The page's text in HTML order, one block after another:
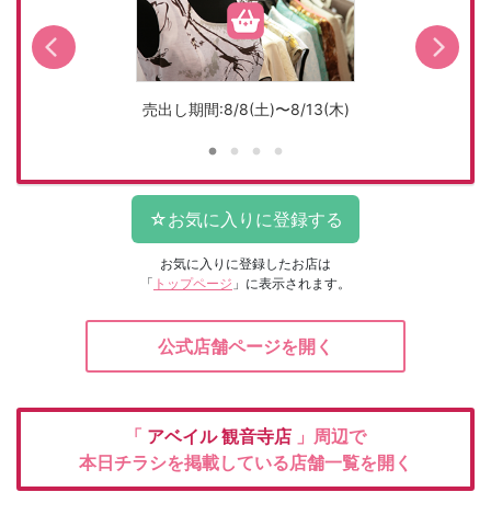
売出し期間:8/8(土)〜8/13(木)
お気に入りに登録したお店は
「 トップページ 」に表示されます。
公式店舗ページを開く
「 アベイル観音寺店 」周辺で
本日チラシを掲載している店舗一覧を開く